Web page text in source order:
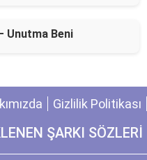
Unutma Beni
Gizlilik Politikası
ŞARKI SÖZLERİ